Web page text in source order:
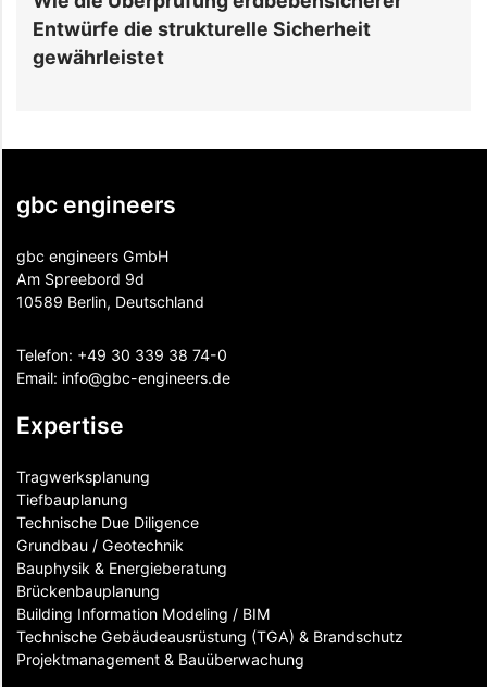
die strukturelle Sicherheit
gbc engineers
gbc engineers GmbH
Am Spreebord 9d
10589 Berlin, Deutschland
Telefon: +49 30 339 38 74-0
Email: info@gbc-engineers.de
Expertise
Tragwerksplanung
Tiefbauplanung
Technische Due Diligence
Grundbau / Geotechnik
Bauphysik & Energieberatung
Brückenbauplanung
Building Information Modeling / BIM
Technische Gebäudeausrüstung (TGA) & Brandschutz
Projektmanagement & Bauüberwachung